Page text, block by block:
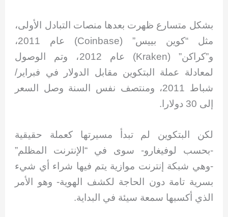
بشكل متسارع ظهرت بعدها منصات التبادل الأولى،
مثل “كوين بييس” (Coinbase) عام 2011،
و”كراكن” (Kraken) عام 2012، وتم الوصول
لمعادلة عملة البتكوين مقابل الدولار في فبراير/
شباط 2011، ومنتصف نفس السنة وصل السعر
إلى 30 دولارا.
لكن البتكوين لم تبدأ مسيرتها كعملة حقيقية
-بحسب لوفيغارو- سوى في “الإنترنت المظلم”
-وهي شبكة إنترنت موازية يتم فيها شراء أي شيء
بسرية تامة دون الحاجة لكشف الهوية- وهو الأمر
الذي أكسبها سمعة سيئة في البداية.